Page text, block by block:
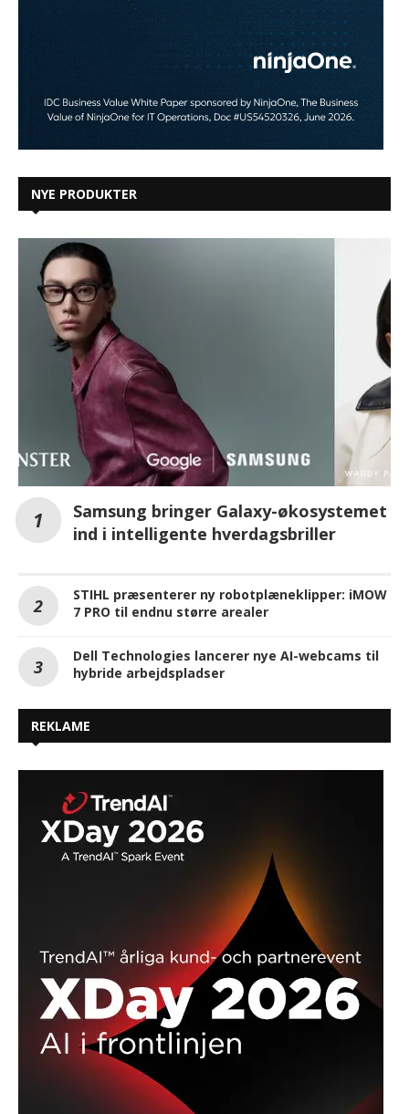
NYE PRODUKTER
Samsung bringer Galaxy-økosystemet
ind i intelligente hverdagsbriller
STIHL præsenterer ny robotplæneklipper: iMOW
7 PRO til endnu større arealer
Dell Technologies lancerer nye AI-webcams til
hybride arbejdspladser
REKLAME